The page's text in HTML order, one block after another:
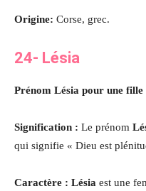
Origine: Corse, grec.
24- Lésia
Prénom Lésia pour une fille
Signification : Le prénom
qui signifie « Dieu est
Caractère : Lésia est une